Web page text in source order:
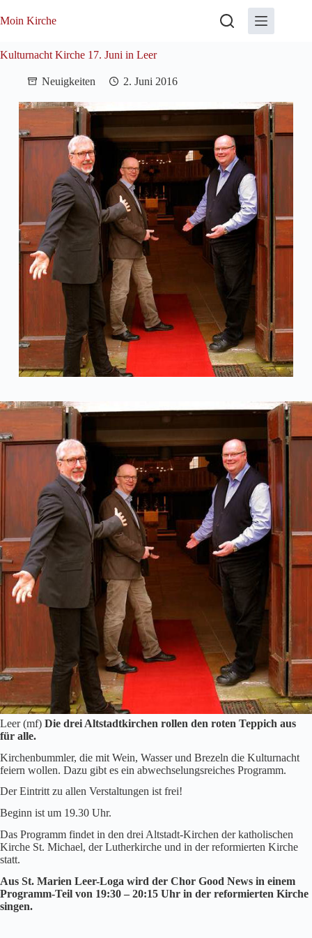
Inhalt
Moin Kirche
Kulturnacht Kirche 17. Juni in Leer
Neuigkeiten 2. Juni 2016
Leer (mf) Die drei Altstadtkirchen rollen den roten Teppich aus
für alle.
Kirchenbummler, die mit Wein, Wasser und Brezeln die Kulturnacht
feiern wollen. Dazu gibt es ein abwechselungsreiches Programm.
Der Eintritt zu allen Verstaltungen ist frei!
Beginn ist um 19.30 Uhr.
Das Programm findet in den drei Altstadt-Kirchen der katholischen
Kirche St. Michael, der Lutherkirche und in der reformierten Kirche
statt.
Aus St. Marien Leer-Loga wird der Chor Good News in einem
Programm-Teil von 19:30 – 20:15 Uhr in der reformierten Kirche
singen.